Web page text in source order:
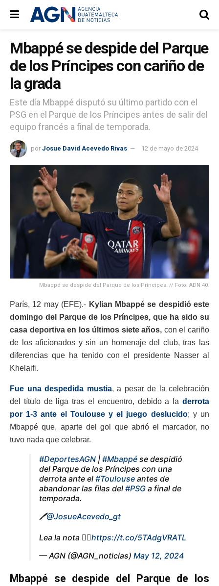
Mbappé se despide del Parque
de los Príncipes con cariño de
la grada
Este día Mbappé disputó su último partido con el
PSG en el Parque de los Príncipes antes de salir del
equipo francés a final de temporada.
por Josue David Acevedo Rivas 12 de mayo de 2024
Mbappé se despide del Parque de los Príncipes. // Foto: ADN 40.
París, 12 may (EFE).- Kylian Mbappé se despidió este
domingo del Parque de los Príncipes, que ha sido su
casa deportiva en los últimos siete años, con el cariño
de los aficionados y sin un homenaje del club, tras las
diferencias que ha tenido con el presidente Nasser al
Khelaifi.
Fue una despedida mustia, a pesar de la celebración
del título de liga tras el encuentro, debido a la derrota
por 1-3 ante el Toulouse y el juego deslucido; y un
Mbappé que, aparte del gol que abrió el marcador, no
tuvo nada que celebrar.
#DeportesAGN | #Mbappé se despidió
del Parque de los Príncipes con una
derrota ante el #Toulouse antes de
abandonar las filas del #PSG a final de
temporada.
🖊️@JosueAcevedo_gt
Lea la nota 👇🏼https://t.co/5TAdgVRATL
— AGN (@AGN_noticias) May 12, 2024
Mbappé se despide del Parque de los